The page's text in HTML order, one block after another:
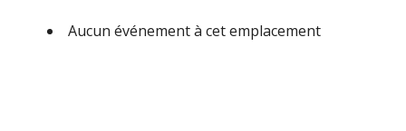
Aucun événement à cet emplacement